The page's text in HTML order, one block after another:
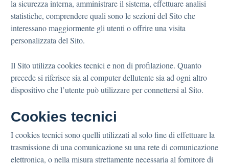
la sicurezza interna, amministrare il sistema, effettuare analisi
statistiche, comprendere quali sono le sezioni del Sito che
interessano maggiormente gli utenti o offrire una visita
personalizzata del Sito.
Il Sito utilizza cookies tecnici e non di profilazione. Quanto
precede si riferisce sia al computer dellutente sia ad ogni altro
dispositivo che l’utente può utilizzare per connettersi al Sito.
Cookies tecnici
I cookies tecnici sono quelli utilizzati al solo fine di effettuare la
trasmissione di una comunicazione su una rete di comunicazione
elettronica, o nella misura strettamente necessaria al fornitore di